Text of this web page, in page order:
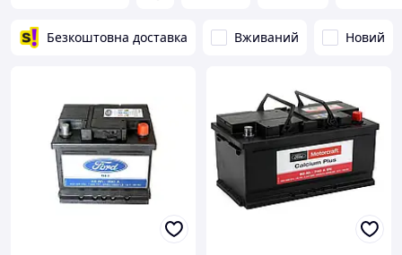
Безкоштовна доставка Вживаний Новий